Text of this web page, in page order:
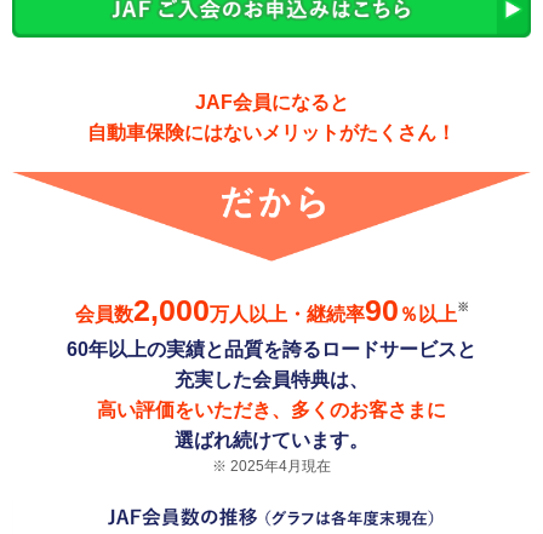
JAF会員になると
自動車保険にはないメリットがたくさん！
会員数2,000万人以上・継続率90 ％以上※
60年以上の実績と品質を誇るロードサービスと
充実した会員特典は、
高い評価をいただき、多くのお客さまに
選ばれ続けています。
2025年4月現在